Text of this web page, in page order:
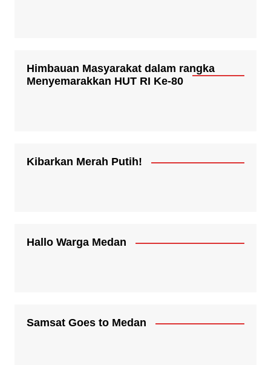
Himbauan Masyarakat dalam rangka
Menyemarakkan HUT RI Ke-80
Kibarkan Merah Putih!
Hallo Warga Medan
Samsat Goes to Medan